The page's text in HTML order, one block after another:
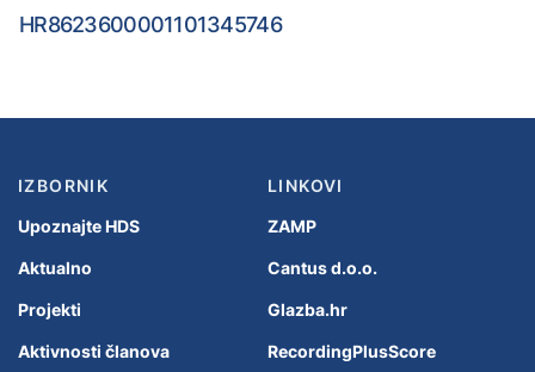
HR8623600001101345746
IZBORNIK
Upoznajte HDS
Aktualno
Projekti
Aktivnosti članova
LINKOVI
ZAMP
Cantus d.o.o.
Glazba.hr
RecordingPlusScore